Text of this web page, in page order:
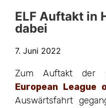
ELF Auftakt in
dabei
7. Juni 2022
Zum Auftakt der
European League
Auswärtsfahrt